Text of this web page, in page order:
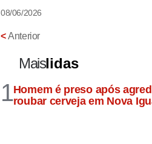
08/06/2026
<Anterior
Maislidas
1Homem é preso após
roubar cerveja em Nova